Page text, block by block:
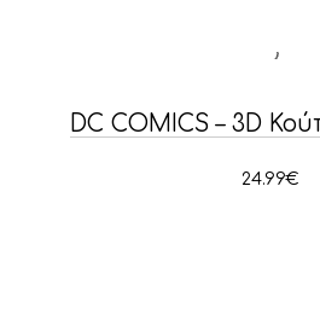
DC COMICS – 3D
24.99€